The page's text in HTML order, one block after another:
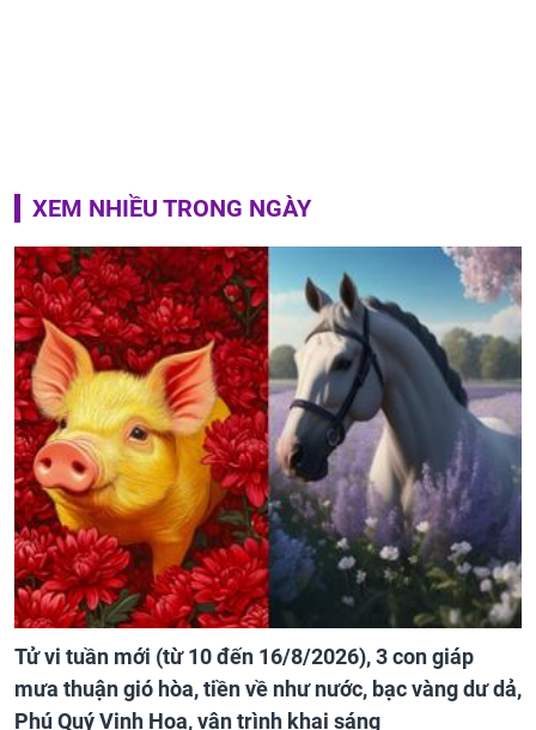
XEM NHIỀU TRONG NGÀY
Tử vi tuần mới (từ 10 đến 16/8/2026), 3 con giáp
mưa thuận gió hòa, tiền về như nước, bạc vàng dư dả,
Phú Quý Vinh Hoa, vận trình khai sáng